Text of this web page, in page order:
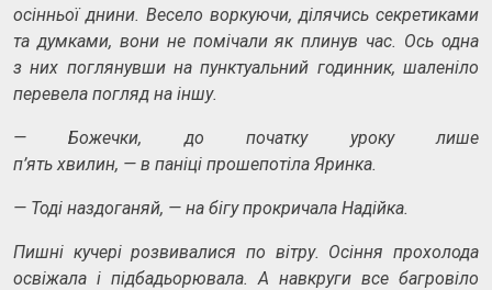
осінньої днини. Весело воркуючи, ділячись секретиками
та думками, вони не помічали як плинув час. Ось одна
з них поглянувши на пунктуальний годинник, шаленіло
перевела погляд на іншу.
—Божечки, до
початку уроку лише
п’ять хвилин, — в паніці прошепотіла Яринка.
— Тоді наздоганяй, — на бігу прокричала Надійка.
Пишні кучері розвивалися по вітру. Осіння прохолода
освіжала і підбадьорювала. А навкруги все багровіло